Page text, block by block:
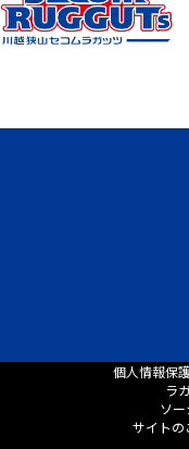
個人情報保
ラ
ソ
サイトの